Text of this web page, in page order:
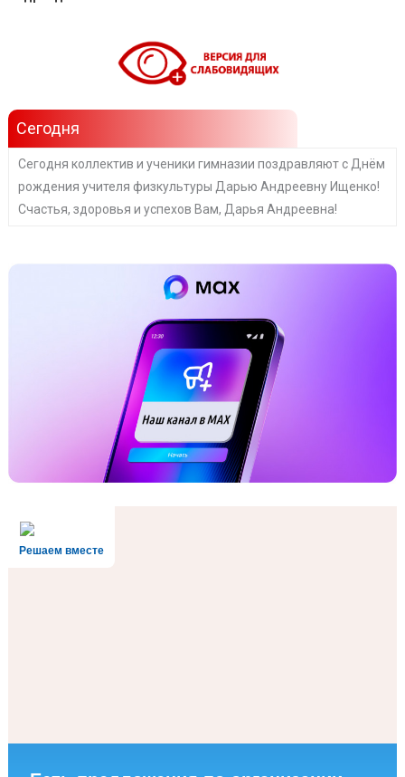
Сегодня
Сегодня коллектив и ученики гимназии поздравляют с Днём
рождения учителя физкультуры Дарью Андреевну Ищенко!
Счастья, здоровья и успехов Вам, Дарья Андреевна!
Решаем вместе